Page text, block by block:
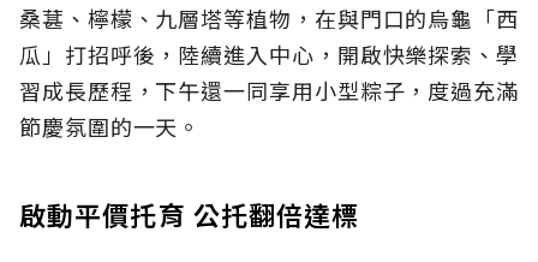
桑葚、檸檬、九層塔等植物，在與門口的烏龜「西
瓜」打招呼後，陸續進入中心，開啟快樂探索、學
習成長歷程，下午還一同享用小型粽子，度過充滿
節慶氛圍的一天。
啟動平價托育 公托翻倍達標